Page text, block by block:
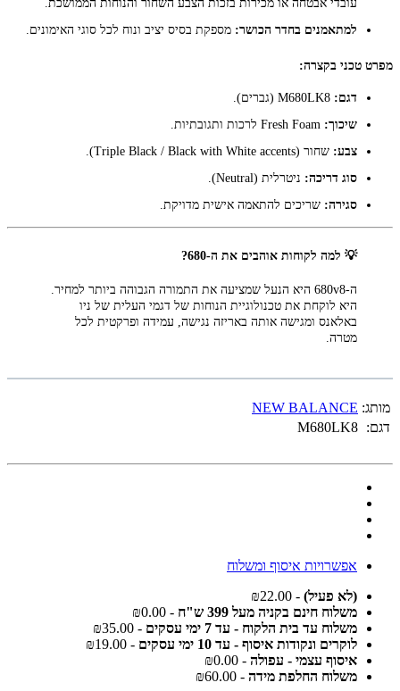
עובדי אבטחה או מכירות בזכות הצבע השחור והנוחות הממושכת.
למתאמנים בחדר הכושר: מספקת בסיס יציב ונוח לכל סוגי האימונים.
מפרט טכני בקצרה:
דגם:
שיכוך:
צבע: שחור (Triple Black / Black with White accents).
סוג דריכה: ניטרלית (Neutral).
סגירה: שריכים להתאמה אישית מדויקת.
💡 למה לקוחות אוהבים את ה-680?
ה-680v8 היא הנעל שמציעה את התמורה הגבוהה ביותר למחיר.
היא לוקחת את טכנולוגיית הנוחות של דגמי העלית של ניו
באלאנס ומגישה אותה באריזה נגישה, עמידה ופרקטית לכל
מטרה.
מותג: NEW BALANCE
דגם: M680LK8
אפשרויות איסוף ומשלוח
(לא פעיל) - ₪22.00
משלוח חינם בקניה מעל 399 ש"ח
- ₪0.00
משלוח עד בית הלקוח - עד 7 ימי עסקים
- ₪35.00
לוקרים ונקודות איסוף - עד 10 ימי עסקים
- ₪19.00
איסוף עצמי - עפולה - ₪0.00
משלוח החלפת מידה - ₪60.00